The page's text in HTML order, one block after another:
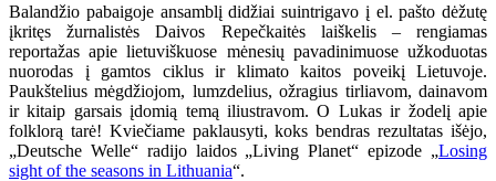
Balandžio pabaigoje ansamblį didžiai suintrigavo į el. pašto dėžutę
įkritęs žurnalistės Daivos Repečkaitės laiškelis – rengiamas
reportažas apie lietuviškuose mėnesių pavadinimuose užkoduotas
nuorodas į gamtos ciklus ir klimato kaitos poveikį Lietuvoje.
Paukštelius mėgdžiojom, lumzdelius, ožragius tirliavom, dainavom
ir kitaip garsais įdomią temą iliustravom. O Lukas ir žodelį apie
folklorą tarė! Kviečiame paklausyti, koks bendras rezultatas išėjo,
„Deutsche Welle“ radijo laidos „Living Planet“ epizode „Losing
sight of the seasons in Lithuania“.